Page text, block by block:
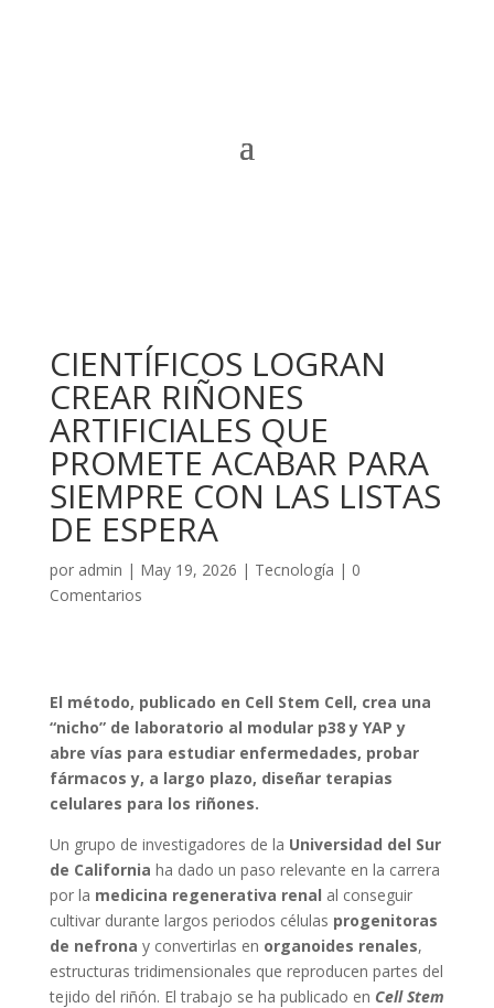
CIENTÍFICOS LOGRAN
CREAR RIÑONES
ARTIFICIALES QUE
PROMETE ACABAR PARA
SIEMPRE CON LAS LISTAS
DE ESPERA
por admin | May 19, 2026 | Tecnología | 0
Comentarios
El método, publicado en Cell Stem Cell, crea una
“nicho” de laboratorio al modular p38 y YAP y
abre vías para estudiar enfermedades, probar
fármacos y, a largo plazo, diseñar terapias
celulares para los riñones.
Un grupo de investigadores de la Universidad del Sur
de California ha dado un paso relevante en la carrera
por la medicina regenerativa renal al conseguir
cultivar durante largos periodos células progenitoras
de nefrona y convertirlas en organoides renales,
estructuras tridimensionales que reproducen partes del
tejido del riñón. El trabajo se ha publicado en Cell Stem